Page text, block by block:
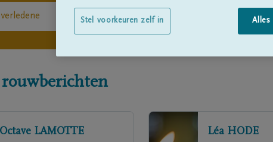
rouwberichten
Octave LAMOTTE Léa HODE
Alles
Stel voorkeuren zelf in